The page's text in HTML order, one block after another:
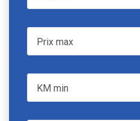
Prix maxPrix max
KM min